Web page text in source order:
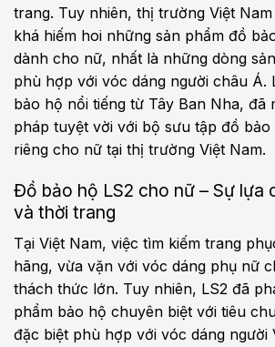
trang. Tuy nhiên, thị trường Việt
khá hiếm hoi những sản phẩm đồ
dành cho nữ, nhất là những dòng
phù hợp với vóc dáng người châu Á.
bảo hộ nổi tiếng từ Tây Ban Nha, đã
pháp tuyệt vời với bộ sưu tập đồ bảo
riêng cho nữ tại thị trường Việt Nam.
Đồ bảo hộ LS2 cho nữ – Sự lựa
và thời trang
Tại Việt Nam, việc tìm kiếm trang
hãng, vừa vặn với vóc dáng phụ nữ
thách thức lớn. Tuy nhiên, LS2 đã
phẩm bảo hộ chuyên biệt với tiêu
đặc biệt phù hợp với vóc dáng người